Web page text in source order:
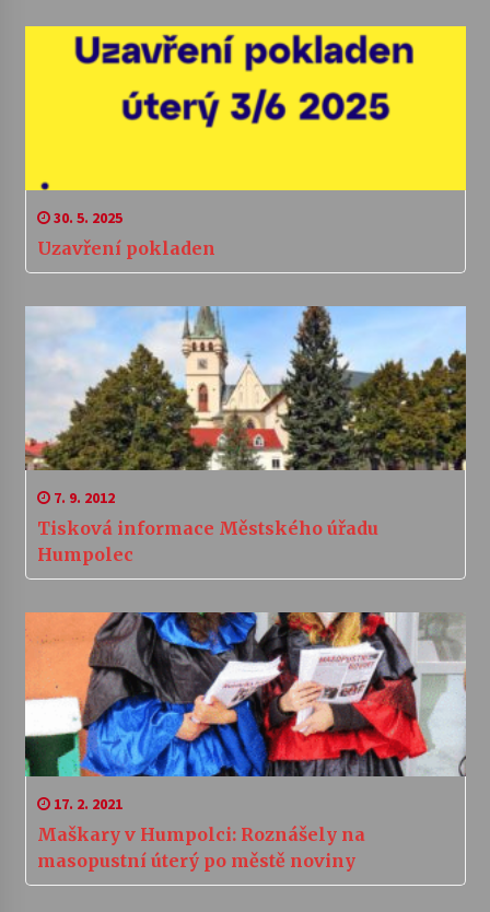
30. 5. 2025
Uzavření pokladen
7. 9. 2012
Tisková informace Městského úřadu
Humpolec
17. 2. 2021
Maškary v Humpolci: Roznášely na
masopustní úterý po městě noviny